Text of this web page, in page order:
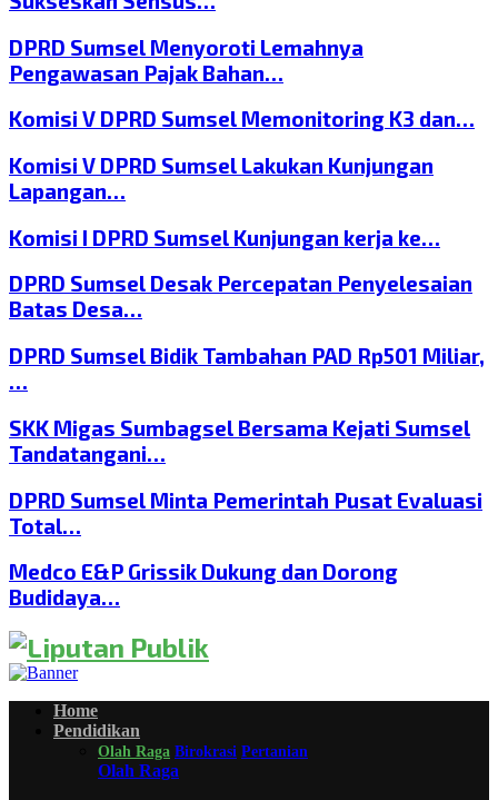
DPRD Sumsel Menyoroti Lemahnya
Pengawasan Pajak Bahan…
Komisi V DPRD Sumsel Memonitoring K3 dan…
Komisi V DPRD Sumsel Lakukan Kunjungan
Lapangan…
Komisi I DPRD Sumsel Kunjungan kerja ke…
DPRD Sumsel Desak Percepatan Penyelesaian
Batas Desa…
DPRD Sumsel Bidik Tambahan PAD Rp501 Miliar,
…
SKK Migas Sumbagsel Bersama Kejati Sumsel
Tandatangani…
DPRD Sumsel Minta Pemerintah Pusat Evaluasi
Total…
Medco E&P Grissik Dukung dan Dorong
Budidaya…
Home
Pendidikan
Olah Raga Birokrasi Pertanian
Olah Raga